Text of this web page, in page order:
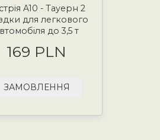
A10 - Тауерн 2
для легкового
до 3,5 т
169 PLN
ЗАМОВЛЕННЯ